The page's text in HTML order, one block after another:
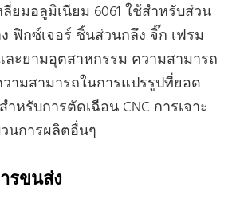
ยมอลูมิเนียม 6061 ใช้สําหรับส่วน
ฟิกซ์เจอร์ ชิ้นส่วนกลึง จิ๊ก เฟรม
ละยามอุตสาหกรรม ความสามารถ
ามสามารถในการแปรรูปที่ยอด
หรับการตัดเฉือน CNC การเจาะ
นการผลิตอื่นๆ
รขนส่ง